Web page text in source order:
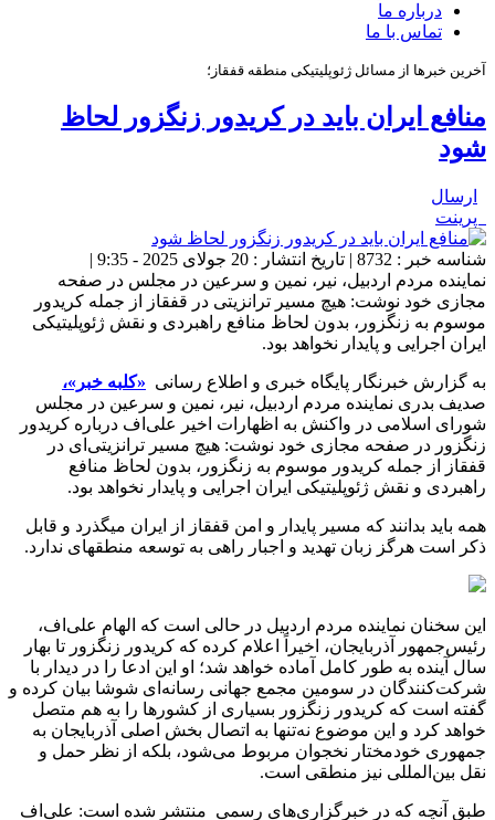
درباره ما
تماس با ما
آخرین خبرها از مسائل ژئوپلیتیکی منطقه قفقاز؛
منافع ایران باید در کریدور زنگزور لحاظ
شود
ارسال
پرینت
شناسه خبر : 8732 | تاریخ انتشار : 20 جولای 2025 - 9:35 |
نماینده مردم اردبیل، نیر، نمین و سرعین در مجلس در صفحه
مجازی خود نوشت: هیچ مسیر ترانزیتی‎ در قفقاز از جمله کریدور
موسوم به زنگزور، بدون لحاظ منافع راهبردی و نقش ژئوپلیتیکی
ایران اجرایی و پایدار نخواهد بود.
به گزارش خبرنگار پایگاه خبری و اطلاع رسانی «کلبه خبر»،
صدیف بدری نماینده مردم اردبیل، نیر، نمین و سرعین در مجلس
شورای اسلامی در واکنش به اظهارات اخیر علی‌اف درباره کریدور
زنگزور در صفحه مجازی خود نوشت: هیچ مسیر ترانزیتی‌ای در
قفقاز از جمله کریدور موسوم به زنگزور، بدون لحاظ منافع
راهبردی و نقش ژئوپلیتیکی ایران اجرایی و پایدار نخواهد بود.
همه باید بدانند که مسیر پایدار و امن قفقاز از ایران می‎گذرد و قابل
ذکر است هرگز زبان تهدید و اجبار راهی به توسعه منطقه‎ای ندارد.
این سخنان نماینده مردم اردبیل در حالی است که الهام علی‌اف،
رئیس‌جمهور آذربایجان، اخیراً اعلام کرده که کریدور زنگزور تا بهار
سال آینده به طور کامل آماده خواهد شد؛ او این ادعا را در دیدار با
شرکت‌کنندگان در سومین مجمع جهانی رسانه‌ای شوشا بیان کرده و
گفته است که کریدور زنگزور بسیاری از کشورها را به هم متصل
خواهد کرد و این موضوع نه‌تنها به اتصال بخش اصلی آذربایجان به
جمهوری خودمختار نخجوان مربوط می‌شود، بلکه از نظر حمل و
نقل بین‌المللی نیز منطقی است.
طبق آنچه که در خبرگزاری‌های رسمی منتشر شده است: علی‌اف